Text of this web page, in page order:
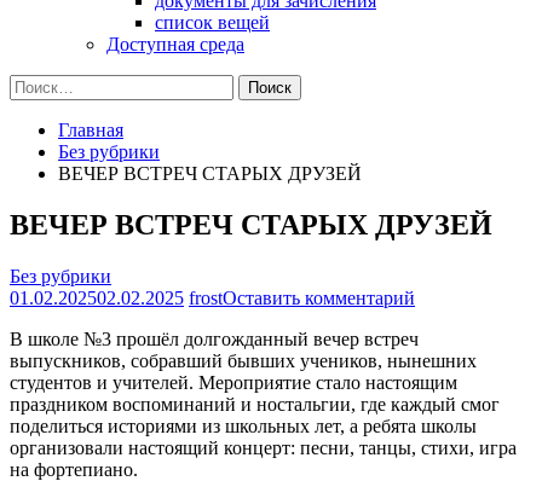
список вещей
Доступная среда
Найти:
Главная
Без рубрики
ВЕЧЕР ВСТРЕЧ СТАРЫХ ДРУЗЕЙ
ВЕЧЕР ВСТРЕЧ СТАРЫХ ДРУЗЕЙ
Без рубрики
01.02.202502.02.2025 frostОставить комментарий
ВСТРЕЧ
СТАРЫХ
ДРУЗЕЙ
В школе №3 прошёл долгожданный вечер встреч
выпускников, собравший бывших учеников, нынешних
студентов и учителей. Мероприятие стало настоящим
праздником воспоминаний и ностальгии, где каждый смог
поделиться историями из школьных лет, а ребята школы
организовали настоящий концерт: песни, танцы, стихи, игра
на фортепиано.